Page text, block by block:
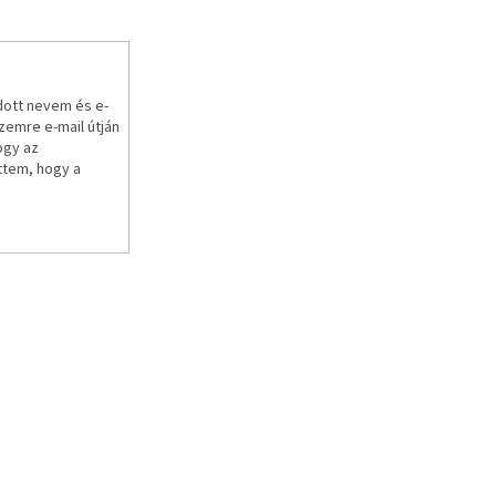
nevem és e-
e-mail útján
az
hogy a